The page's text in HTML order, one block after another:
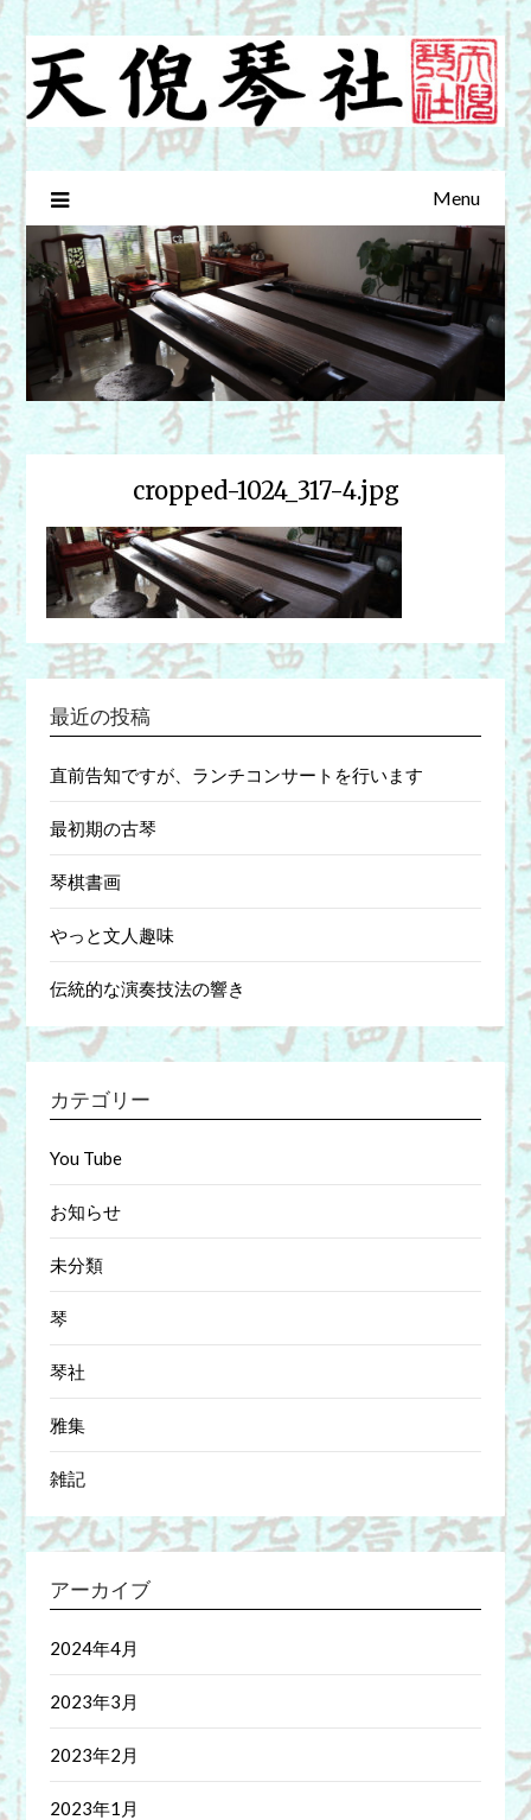
Skip
content
Menu
cropped-1024_317-4.jpg
最近の投稿
直前告知ですが、ランチコンサートを行います
最初期の古琴
琴棋書画
やっと文人趣味
伝統的な演奏技法の響き
カテゴリー
You Tube
お知らせ
未分類
琴
琴社
雅集
雑記
アーカイブ
2024年4月
2023年3月
2023年2月
2023年1月